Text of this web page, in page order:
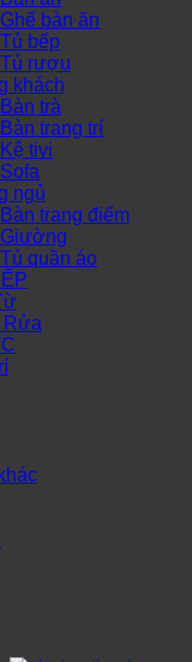
Ghế bàn ăn
Tủ bếp
Tủ rượu
khách
Bàn trà
Bàn trang trí
Kệ tivi
Sofa
ngủ
Bàn trang điểm
Giường
Tủ quần áo
Rửa